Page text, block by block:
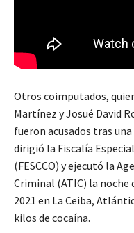
Otros coimputados,
Martínez y Josué David
fueron acusados tras
dirigió la Fiscalía
(FESCCO) y ejecutó la
Criminal (ATIC) la noche
2021 en La Ceiba,
kilos de cocaína.